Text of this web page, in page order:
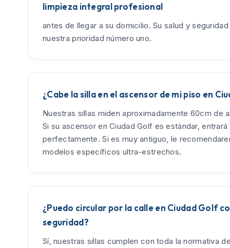
limpieza integral profesional
antes de llegar a su domicilio. Su salud y
nuestra prioridad número uno.
¿Cabe la silla en el ascensor de mi piso en
Nuestras sillas miden aproximadamente 60cm de
Si su ascensor en Ciudad Golf es estándar, entrará
perfectamente. Si es muy antiguo, le
modelos específicos ultra-estrechos.
¿Puedo circular por la calle en Ciudad Golf
seguridad?
Sí, nuestras sillas cumplen con toda la normativa